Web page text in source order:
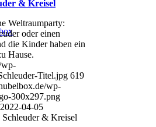
& Kreisel
Weltraumparty:
oder einen
die Kinder haben ein
Hause.
wp-
Titel.jpg 619
wp-
300x297.png
2022-04-05
& Kreisel